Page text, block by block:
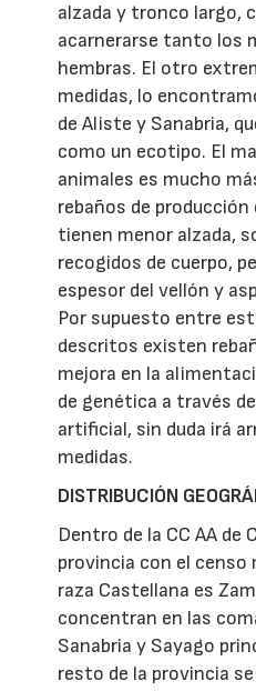
alzada y tronco largo,
acarnerarse tanto los
hembras. El otro
medidas, lo
de Aliste y Sanabria,
como un ecotipo. El
animales es mucho
rebaños de
tienen menor alzada,
recogidos de cuerpo,
espesor del vellón y
Por supuesto entre
descritos existen
mejora en la
de genética a través
artificial, sin duda irá
medidas.
DISTRIBUCIÓN
Dentro de la CC AA de
provincia con el censo
raza Castellana es
concentran en las
Sanabria y Sayago
resto de la provincia